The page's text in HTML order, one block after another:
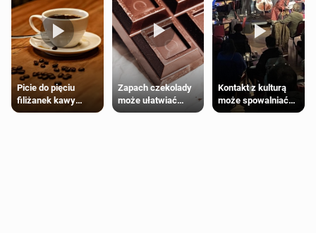
Picie do pięciu
filiżanek kawy
dziennie jest
Zapach czekolady
może ułatwiać
trening siłowy
Kontakt z kulturą
może spowalniać
starzenie